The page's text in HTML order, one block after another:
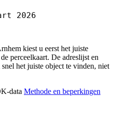
2026
kiest u eerst het juiste
perceelkaart. De adreslijst en
het juiste object te vinden, niet
data Methode en beperkingen